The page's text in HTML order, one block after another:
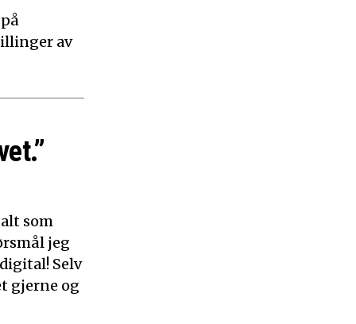
av
som
jeg
Selv
gjerne og